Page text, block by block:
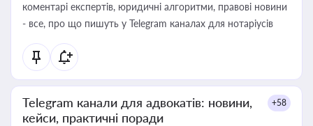
коментарі експертів, юридичні алгоритми, правові новини
- все, про що пишуть у Telegram каналах для нотаріусів
Telegram канали для адвокатів: новини,
кейси, практичні поради
+58